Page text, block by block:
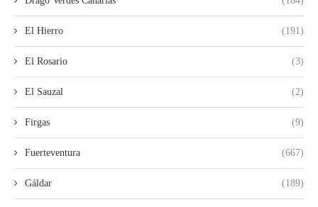
El Hierro (191)
El Rosario (3)
El Sauzal (2)
Firgas (9)
Fuerteventura (667)
Gáldar (189)